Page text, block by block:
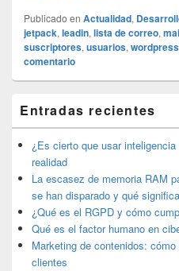
Publicado en Actualidad,
jetpack, leadin, lista de correo,
suscriptores, usuarios, wordpress
comentario
área
de
widget
barra
lateral
primaria
Entradas recientes
¿Es cierto que usar
realidad
La escasez de memoria RAM
se han disparado y qué
¿Qué es el RGPD y cómo
Qué es el factor humano en
Marketing de contenidos:
clientes